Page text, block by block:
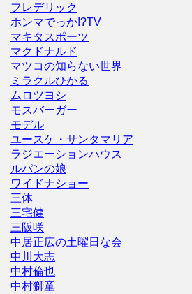
フレデリック
ホンマでっか!?TV
マキタスポーツ
マクドナルド
マツコの知らない世界
ミラクルひかる
ムロツヨシ
モスバーガー
モデル
ユースケ・サンタマリア
ラジエーションハウス
ルパンの娘
ワイドナショー
三体
三宅健
三阪咲
中居正広の土曜日な会
中川大志
中村倫也
中村獅童